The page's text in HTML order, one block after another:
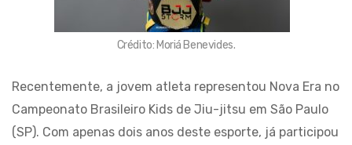
Crédito: Moriá Benevides.
Recentemente, a jovem atleta representou Nova Era no
Campeonato Brasileiro Kids de Jiu-jitsu em São Paulo
(SP). Com apenas dois anos deste esporte, já participou